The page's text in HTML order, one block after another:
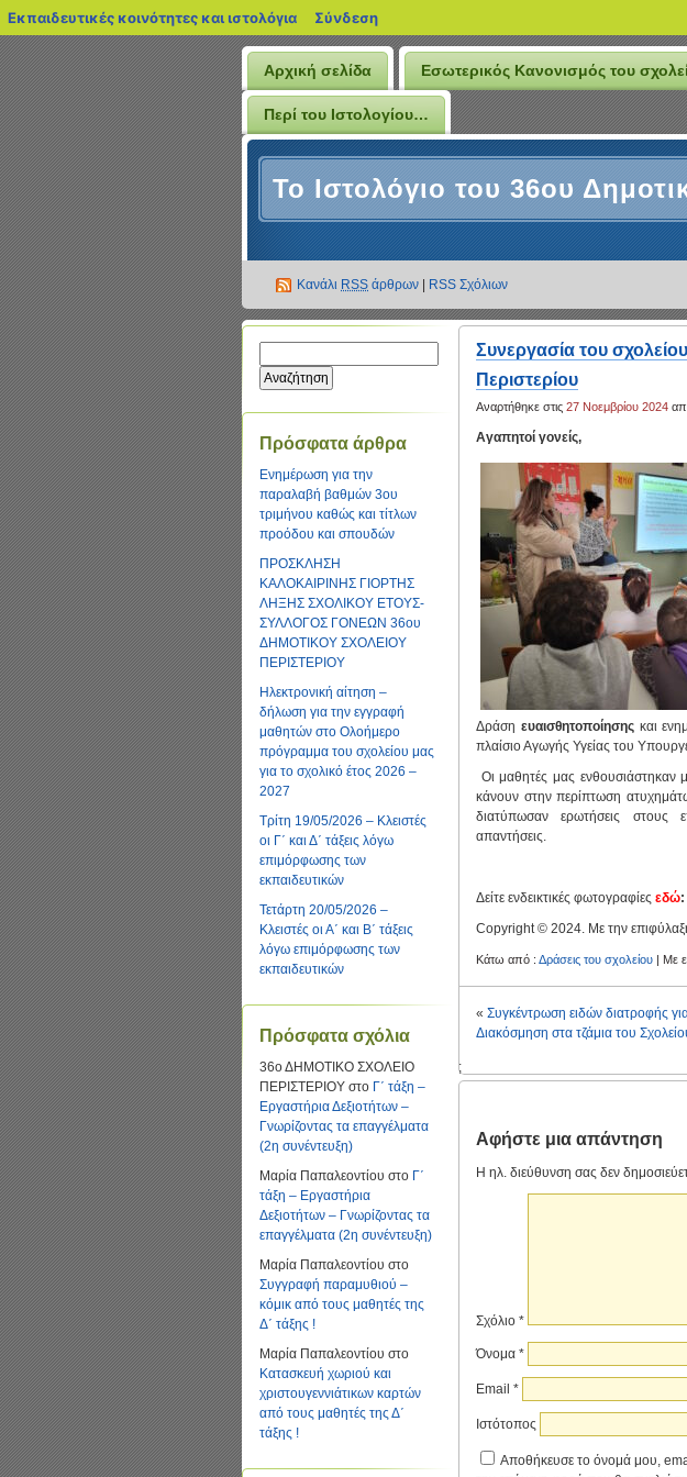
Εκπαιδευτικές κοινότητες και ιστολόγια blogs.sch.gr
Σύνδεση
Αρχική σελίδα Εσωτερικός Κανονισμός του
Περί του Ιστολογίου…
Το Ιστολόγιο του 36ου
Κανάλι RSS άρθρων RSS Σχόλιων
Πρόσφατα άρθρα
Ενημέρωση για την
παραλαβή βαθμών 3ου
τριμήνου καθώς και τίτλων
προόδου και σπουδών
ΠΡΟΣΚΛΗΣΗ
ΚΑΛΟΚΑΙΡΙΝΗΣ ΓΙΟΡΤΗΣ
ΛΗΞΗΣ ΣΧΟΛΙΚΟΥ ΕΤΟΥΣ-
ΣΥΛΛΟΓΟΣ ΓΟΝΕΩΝ 36ου
ΔΗΜΟΤΙΚΟΥ ΣΧΟΛΕΙΟΥ
ΠΕΡΙΣΤΕΡΙΟΥ
Ηλεκτρονική αίτηση –
δήλωση για την εγγραφή
μαθητών στο Ολοήμερο
πρόγραμμα του σχολείου μας
για το σχολικό έτος 2026 –
2027
Τρίτη 19/05/2026 – Κλειστές
οι Γ΄ και Δ΄ τάξεις λόγω
επιμόρφωσης των
εκπαιδευτικών
Τετάρτη 20/05/2026 –
Κλειστές οι Α΄ και Β΄ τάξεις
λόγω επιμόρφωσης των
εκπαιδευτικών
Πρόσφατα σχόλια
36ο ΔΗΜΟΤΙΚΟ ΣΧΟΛΕΙΟ
ΠΕΡΙΣΤΕΡΙΟΥ στο Γ΄ τάξη –
Εργαστήρια Δεξιοτήτων –
Γνωρίζοντας τα επαγγέλματα
(2η συνέντευξη)
Μαρία Παπαλεοντίου στο Γ΄
τάξη – Εργαστήρια
Δεξιοτήτων – Γνωρίζοντας τα
επαγγέλματα (2η συνέντευξη)
Μαρία Παπαλεοντίου στο
Συγγραφή παραμυθιού –
κόμικ από τους μαθητές της
Δ΄ τάξης !
Μαρία Παπαλεοντίου στο
Κατασκευή χωριού και
χριστουγεννιάτικων καρτών
από τους μαθητές της Δ΄
τάξης !
Συνεργασία του
Περιστερίου
Αναρτήθηκε στις 27 Νοεμβρίου 2024
Αγαπητοί γονείς,
Δράση ευαισθητοποίησης και
πλαίσιο Αγωγής Υγείας του
Οι μαθητές μας ενθουσιάστηκαν
κάνουν στην περίπτωση
διατύπωσαν ερωτήσεις στους
απαντήσεις.
Δείτε ενδεικτικές φωτογραφίες εδώ:
Copyright © 2024. Με την
Κάτω από : Δράσεις του σχολείου | Με
« Συγκέντρωση ειδών διατροφής
Διακόσμηση στα τζάμια του
;
Αφήστε μια απάντηση
Η ηλ. διεύθυνση σας δεν
Σχόλιο *
Όνομα *
Email *
Ιστότοπος
Αποθήκευσε το όνομά μου,